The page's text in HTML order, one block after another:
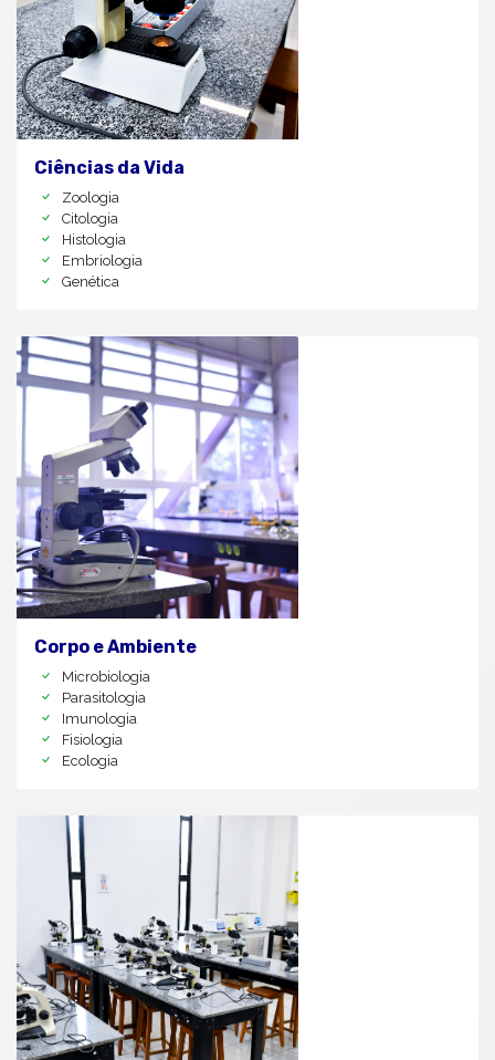
Ciências da Vida
Zoologia
Citologia
Histologia
Embriologia
Genética
Corpo e Ambiente
Microbiologia
Parasitologia
Imunologia
Fisiologia
Ecologia